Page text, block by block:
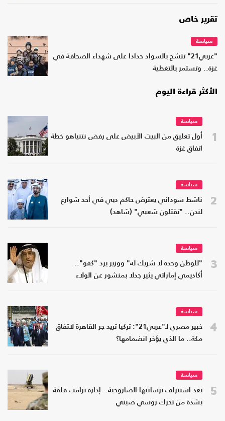
تقرير خاص
سياسة
"عربي21" تتشح بالسواد حدادا على شهداء الصحافة في
غزة.. وتستمر بالتغطية
الأكثر قراءة اليوم
1
سياسة
أول تعليق من البيت الأبيض على رفض نتنياهو خطة
اتفاق غزة
2
سياسة
ناشط سوداني يعترض حاكم دبي في أحد شوارع
لندن.. "تقتلون شعبي" (شاهد)
3
سياسة
"للوطن وحده لا شريك له" ووزير يرد "كفو"..
أكاديمي إماراتي يثير جدلا بمنشور عن الولاء
4
سياسة
خبير مصري لـ"عربي21": تركيا تريد جر القاهرة لاتفاق
مكة.. ما الذي يؤخر انضمامها؟
5
سياسة
بعد استنزاف ترسانتها الصاروخية.. إدارة ترامب قلقة
بشدة من تحرك روسي صيني